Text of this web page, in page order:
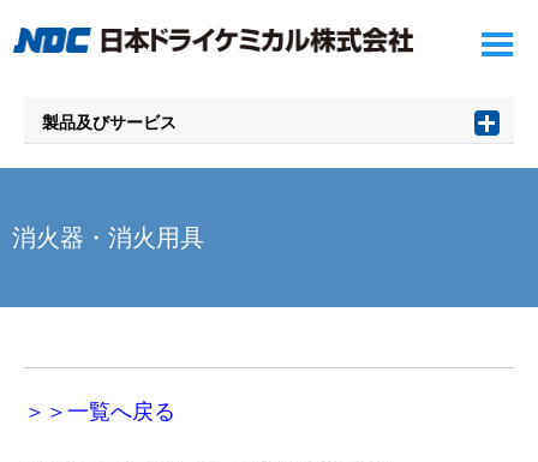
製品及びサービス
消火器・消火用具
＞＞一覧へ戻る